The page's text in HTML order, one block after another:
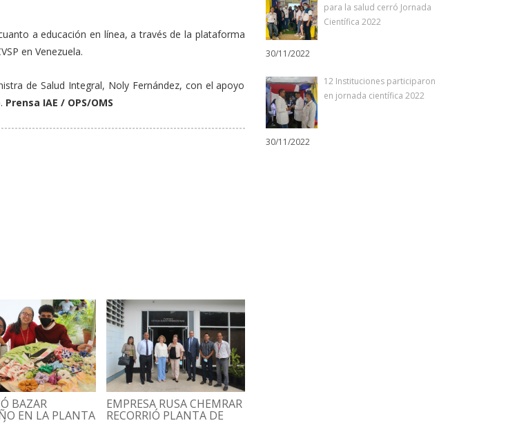
a educación en línea, a través de la plataforma
en Venezuela.
de Salud Integral, Noly Fernández, con el apoyo
Prensa IAE / OPS/OMS
BAZAR
EN LA PLANTA
EMPRESA RUSA CHEMRAR
RECORRIÓ PLANTA DE
para la salud cerró Jornada
Científica 2022
30/11/2022
12 Instituciones participaron
en jornada científica 2022
30/11/2022